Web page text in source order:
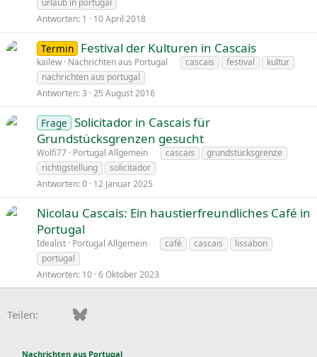
Antworten 1 10 April 2018
Termin Festival der Kulturen in Cascais
kailew Nachrichten aus Portugal cascais festival
kultur
nachrichten aus portugal
Antworten 3 25 August 2016
Frage Solicitador in Cascais für
Grundstücksgrenzen gesucht
Wolfi77 Portugal Allgemein cascais
grundstücksgrenze
richtigstellung
solicitador
Antworten 0 12 Januar 2025
Nicolau Cascais: Ein haustierfreundliches Café in
Portugal
Idealist Portugal Allgemein café cascais
lissabon
portugal
Antworten 10 6 Oktober 2023
Teilen: FacebookBluesky
Nachrichten aus Portugal